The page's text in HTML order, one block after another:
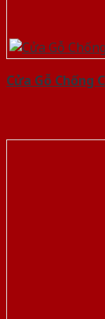
Cửa Gỗ Chống